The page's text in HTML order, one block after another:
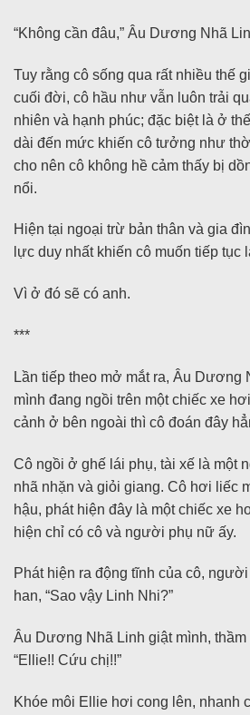
“Không cần đâu,” Âu Dương Nhã
Tuy rằng cô sống qua rất nhiều thế
cuối đời, cô hầu như vẫn luôn trải
nhiên và hạnh phúc; đặc biệt là ở
dài đến mức khiến cô tưởng như
cho nên cô không hề cảm thấy bị
nổi.
Hiện tại ngoại trừ bản thân và gia
lực duy nhất khiến cô muốn tiếp tục
Vì ở đó sẽ có anh.
***
Lần tiếp theo mở mắt ra, Âu Dương
mình đang ngồi trên một chiếc xe
cảnh ở bên ngoài thì cô đoán đây
Cô ngồi ở ghế lái phụ, tài xế là một
nhã nhặn và giỏi giang. Cô hơi liếc
hậu, phát hiện đây là một chiếc xe
hiện chỉ có cô và người phụ nữ ấy.
Phát hiện ra động tĩnh của cô,
han, “Sao vậy Linh Nhi?”
Âu Dương Nhã Linh giật mình, thầm
“Ellie!! Cứu chị!!”
Khóe môi Ellie hơi cong lên, nhanh